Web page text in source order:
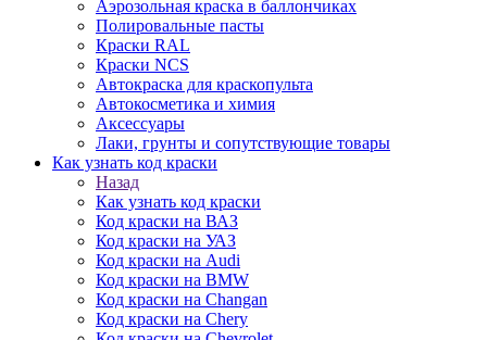
Аэрозольная краска в баллончиках
Полировальные пасты
Краски RAL
Краски NCS
Автокраска для краскопульта
Автокосметика и химия
Аксессуары
Лаки, грунты и сопутствующие товары
Как узнать код краски
Назад
Как узнать код краски
Код краски на ВАЗ
Код краски на УАЗ
Код краски на Audi
Код краски на BMW
Код краски на Changan
Код краски на Chery